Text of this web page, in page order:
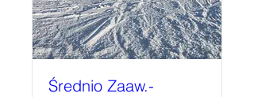
Średnio Zaaw.-